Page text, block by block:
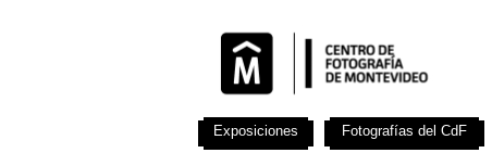
Exposiciones Fotografías del CdF